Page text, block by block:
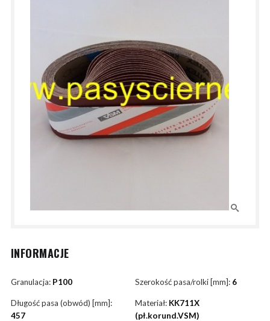
INFORMACJE
Granulacja: P100 Szerokość pasa/rolki [mm]: 6
Długość pasa (obwód) [mm]:
457
Materiał: KK711X
(pł.korund.VSM)